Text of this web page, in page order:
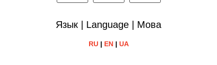
Язык | Language | Мова
RU| EN| UA